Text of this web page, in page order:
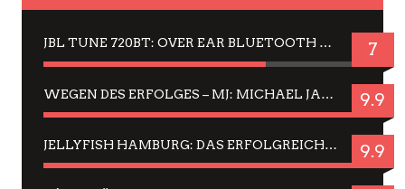
JBL TUNE 720BT: OVER EAR BLUETOOTH KOPFHÖRER UM DIE 50,-€ IM DAUER-TEST 7
WEGEN DES ERFOLGES – MJ: MICHAEL JACKSON MUSICAL IN EINER MATINEE SEHEN 9.9
JELLYFISH HAMBURG: DAS ERFOLGREICHE SOMMER-MENÜ 2025 IN GEFÜHLEN UND BILDERN 9.9